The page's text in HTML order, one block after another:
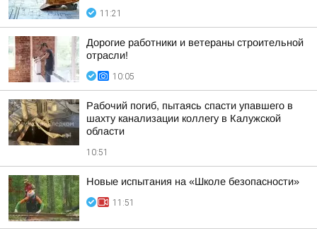
11:21
Дорогие работники и ветераны строительной
отрасли!
10:05
Рабочий погиб, пытаясь спасти упавшего в
шахту канализации коллегу в Калужской
области
10:51
Новые испытания на «Школе безопасности»
11:51